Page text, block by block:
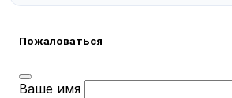
Пожаловаться
Ваше имя